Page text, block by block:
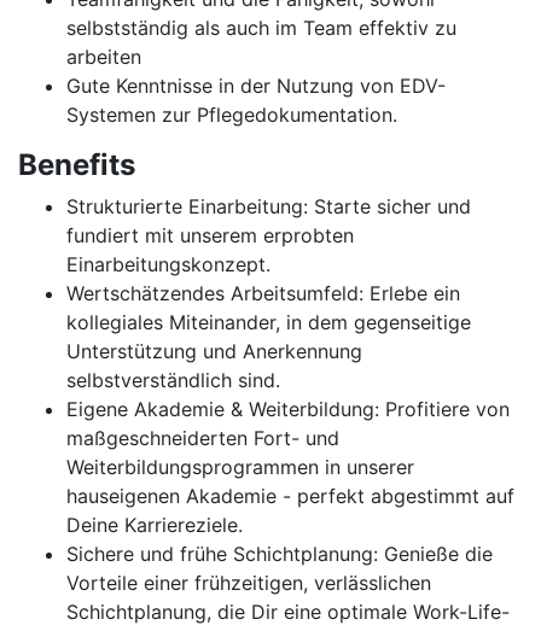
selbstständig als auch im Team effektiv zu
arbeiten
Gute Kenntnisse in der Nutzung von EDV-
Systemen zur Pflegedokumentation.
Benefits
Strukturierte Einarbeitung: Starte sicher und
fundiert mit unserem erprobten
Einarbeitungskonzept.
Wertschätzendes Arbeitsumfeld: Erlebe ein
kollegiales Miteinander, in dem gegenseitige
Unterstützung und Anerkennung
selbstverständlich sind.
Eigene Akademie & Weiterbildung: Profitiere von
maßgeschneiderten Fort- und
Weiterbildungsprogrammen in unserer
hauseigenen Akademie - perfekt abgestimmt auf
Deine Karriereziele.
Sichere und frühe Schichtplanung: Genieße die
Vorteile einer frühzeitigen, verlässlichen
Schichtplanung, die Dir eine optimale Work-Life-